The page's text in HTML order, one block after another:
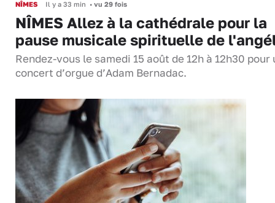
NÎMES Il y a 33 min • vu 29 fois
NÎMES Allez à la cathédrale pour la
pause musicale spirituelle de
Rendez-vous le samedi 15 août de 12h à 12h30 pour
concert d’orgue d’Adam Bernadac.